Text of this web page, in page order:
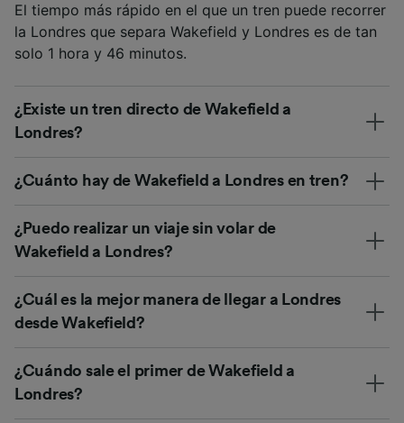
El tiempo más rápido en el que un tren puede recorrer
la Londres que separa Wakefield y Londres es de tan
solo 1 hora y 46 minutos.
¿Existe un tren directo de Wakefield a
Londres?
¿Cuánto hay de Wakefield a Londres en tren?
¿Puedo realizar un viaje sin volar de
Wakefield a Londres?
¿Cuál es la mejor manera de llegar a Londres
desde Wakefield?
¿Cuándo sale el primer de Wakefield a
Londres?